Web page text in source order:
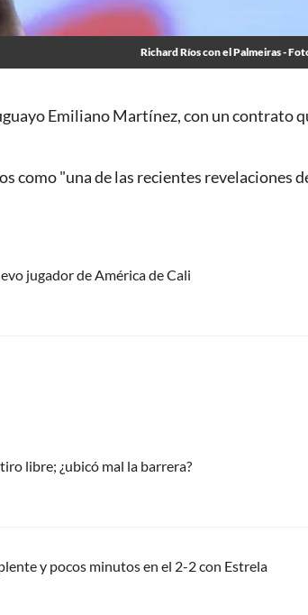
Richard Ríos con el Palmeiras -
Emiliano Martínez, con un contrato
como "una de las recientes revelaciones
jugador de América de Cali
libre; ¿ubicó mal la barrera?
y pocos minutos en el 2-2 con Estrela